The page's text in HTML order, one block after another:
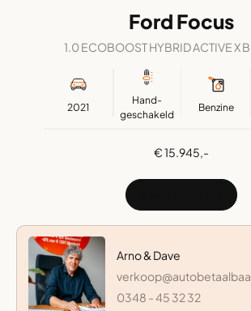
Ford Focus
1.0 ECOBOOST HYBRID ACTIVE X
2021
Hand-
geschakeld
Benzine
€ 15.945,-
Arno & Dave
0348 - 45 32 32